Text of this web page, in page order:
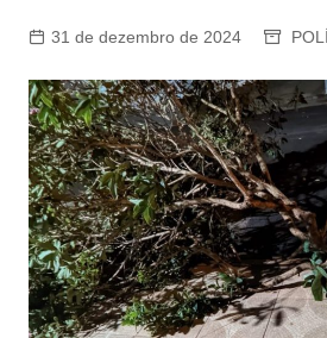
31 de dezembro de 2024